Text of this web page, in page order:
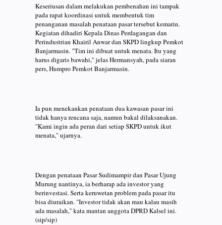
Keseriusan dalam melakukan pembenahan ini tampak
pada rapat koordinasi untuk membentuk tim
penanganan masalah penataan pasar tersebut kemarin.
Kegiatan dihadiri Kepala Dinas Perdagangan dan
Perindustrian Khairil Anwar dan SKPD lingkup Pemkot
Banjarmasin. "Tim ini dibuat untuk menata. Itu yang
harus digaris bawahi," jelas Hermansyah, pada siaran
pers, Humpro Pemkot Banjarmasin.
Ia pun menekankan penataan dua kawasan pasar ini
tidak hanya rencana saja, namun bakal dilaksanakan.
"Kami ingin ada peran dari setiap SKPD untuk ikut
menata," ujarnya.
Dengan penataan Pasar Sudimampir dan Pasar Ujung
Murung nantinya, ia berharap ada investor yang
berinvestasi. Serta keruwetan problem pada pasar itu
bisa diuraikan. "Investor tidak akan mau kalau masih
ada masalah," kata mantan anggota DPRD Kalsel ini.
(sip/sip)